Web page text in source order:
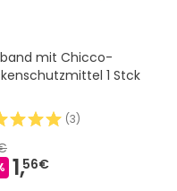
mit Chicco-
1 Stck
(3)
1,56€